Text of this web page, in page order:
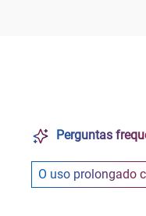
Perguntas
O uso prolongado